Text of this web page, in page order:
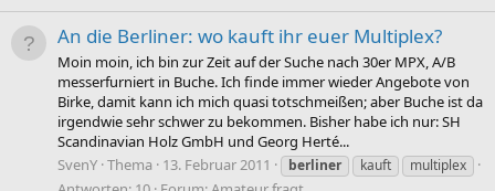
An die Berliner: wo kauft ihr euer Multiplex?
Moin moin, ich bin zur Zeit auf der Suche nach 30er MPX, A/B
messerfurniert in Buche. Ich finde immer wieder Angebote von
Birke, damit kann ich mich quasi totschmeißen; aber Buche ist da
irgendwie sehr schwer zu bekommen. Bisher habe ich nur: SH
Scandinavian Holz GmbH und Georg Herté...
SvenY Thema 13. Februar 2011 berliner kauft multiplex